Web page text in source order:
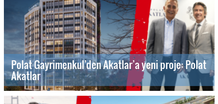
Polat Gayrimenkul’den Akatlar’a yeni proje: Polat
Akatlar